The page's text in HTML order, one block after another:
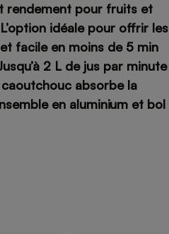
rendement pour fruits et
idéale pour offrir les
facile en moins de 5 min
2 L de jus par minute
absorbe la
en aluminium et bol